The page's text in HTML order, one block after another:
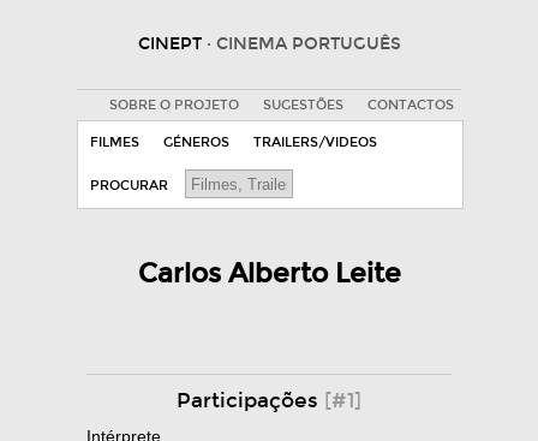
CINEPT · CINEMA PORTUGUÊS
SOBRE O PROJETO SUGESTÕES CONTACTOS
FILMES GÉNEROS TRAILERS/VIDEOS
PROCURAR
Carlos Alberto Leite
Participações [#1]
Intérprete